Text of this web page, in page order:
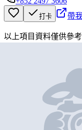
打卡 帶
以上項目資料僅供參
祥發茶餐廳